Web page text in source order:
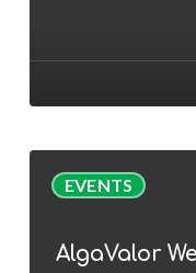
2022
EVENTS
Webinar
WP5AlgaValor